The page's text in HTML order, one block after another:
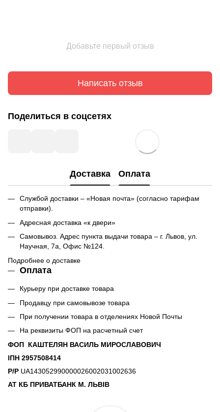
Добавьте первый отзыв
Написать отзыв
Поделиться в соцсетях
Доставка Оплата
Службой доставки – «Новая почта» (согласно тарифам
отправки).
Адресная доставка «к двери»
Самовывоз. Адрес пункта выдачи товара – г. Львов, ул.
Научная, 7а, Офис №124.
Подробнее о доставке
Оплата
Курьеру при доставке товара
Продавцу при самовывозе товара
При получении товара в отделениях Новой Почты
На реквизиты ФОП на расчетный счет
ФОП КАШТЕЛЯН ВАСИЛЬ МИРОСЛАВОВИЧ
ІПН 2957508414
Р/Р UA143052990000026002031002636
АТ КБ ПРИВАТБАНК М. ЛЬВІВ